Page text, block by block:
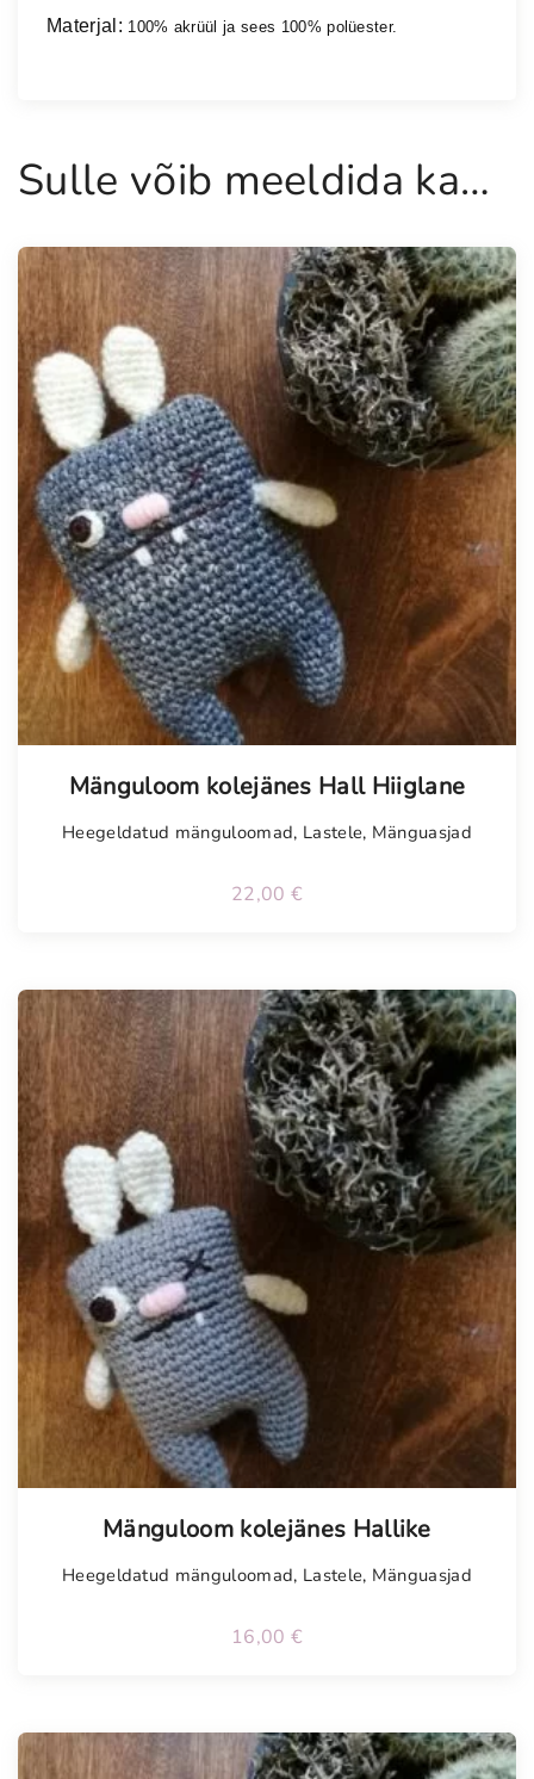
Materjal: 100% akrüül ja sees 100% polüester.
Sulle võib meeldida ka…
Mänguloom kolejänes Hall Hiiglane
Heegeldatud mänguloomad, Lastele, Mänguasjad
22,00 €
Mänguloom kolejänes Hallike
Heegeldatud mänguloomad, Lastele, Mänguasjad
16,00 €